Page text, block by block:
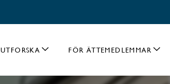
UTFORSKA FÖR ÄTTEMEDLEMMAR